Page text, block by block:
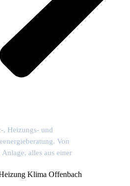
, Heizungs- und
Von
alles aus einer